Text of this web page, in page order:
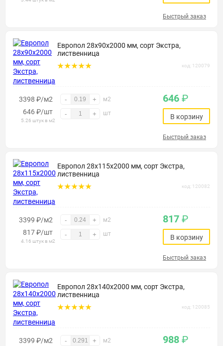
Быстрый заказ
Европол 28х90х2000 мм, сорт Экстра,
лиственница
код: 120079
3398 ₽/м2 - + м2
646 ₽/шт
5.26 штук в м2
- + шт
646 ₽
В корзину
Быстрый заказ
Европол 28х115х2000 мм, сорт Экстра,
лиственница
код: 120082
3399 ₽/м2 - + м2
817₽/шт
4.16 штук в м2
- + шт
817 ₽
В корзину
Быстрый заказ
Европол 28х140х2000 мм, сорт Экстра,
лиственница
код: 120085
3399 ₽/м2 - + м2 988 ₽